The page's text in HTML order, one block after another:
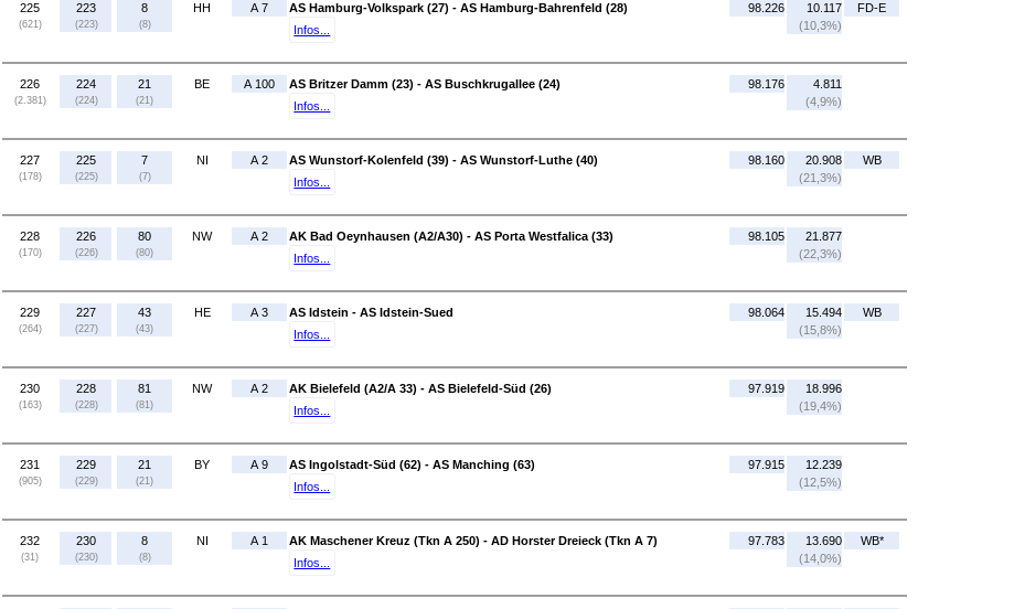
225
(621)
223
(223)
8
(8)
HH A 7
AS Hamburg-Volkspark (27) - AS Hamburg-Bahrenfeld (28)
Infos...
98.226
10.117
(10,3%)
FD-E
226
(2.381)
224
(224)
21
(21)
BE A 100
AS Britzer Damm (23) - AS Buschkrugallee (24)
Infos...
98.176
4.811
(4,9%)
227
(178)
225
(225)
7
(7)
NI A 2
AS Wunstorf-Kolenfeld (39) - AS Wunstorf-Luthe (40)
Infos...
98.160
20.908
(21,3%)
WB
228
(170)
226
(226)
80
(80)
NW A 2
AK Bad Oeynhausen (A2/A30) - AS Porta Westfalica (33)
Infos...
98.105
21.877
(22,3%)
229
(264)
227
(227)
43
(43)
HE A 3
AS Idstein - AS Idstein-Sued
Infos...
98.064
15.494
(15,8%)
WB
230
(163)
228
(228)
81
(81)
NW A 2
AK Bielefeld (A2/A 33) - AS Bielefeld-Süd (26)
Infos...
97.919
18.996
(19,4%)
231
(905)
229
(229)
21
(21)
BY A 9
AS Ingolstadt-Süd (62) - AS Manching (63)
Infos...
97.915
12.239
(12,5%)
232
(31)
230
(230)
8
(8)
NI A 1
AK Maschener Kreuz (Tkn A 250) - AD Horster Dreieck (Tkn A 7)
Infos...
97.783
13.690
(14,0%)
WB*